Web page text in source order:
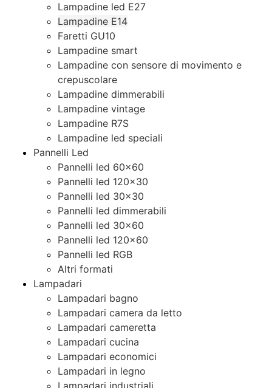
Lampadine led E27
Lampadine E14
Faretti GU10
Lampadine smart
Lampadine con sensore di movimento e
crepuscolare
Lampadine dimmerabili
Lampadine vintage
Lampadine R7S
Lampadine led speciali
Pannelli Led
Pannelli led 60×60
Pannelli led 120×30
Pannelli led 30×30
Pannelli led dimmerabili
Pannelli led 30×60
Pannelli led 120×60
Pannelli led RGB
Altri formati
Lampadari
Lampadari bagno
Lampadari camera da letto
Lampadari cameretta
Lampadari cucina
Lampadari economici
Lampadari in legno
Lampadari industriali